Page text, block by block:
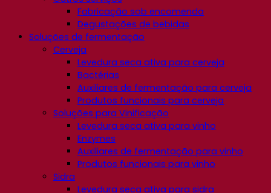
Fabricação sob encomenda
Degustações de bebidas
Soluções de fermentação
Cerveja
Levedura seca ativa para cerveja
Bactérias
Auxiliares de fermentação para cerveja
Produtos funcionais para cerveja
Soluções para Vinificação
Levedura seca ativa para vinho
Enzymes
Auxiliares de fermentação para vinho
Produtos funcionais para vinho
Sidra
Levedura seca ativa para sidra